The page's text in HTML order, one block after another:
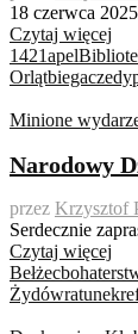
18 czerwca
Czytaj więcej
1421apel
Orlątbiegacze
Minione
Narodowy
przez Krzysztof
Serdecznie
Czytaj więcej
Bełżec
Żydówratunek